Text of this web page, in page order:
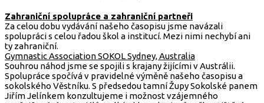
Zahraniční spolupráce a zahraniční partneři
Za celou dobu vydávání našeho časopisu jsme navázali
spolupráci s celou řadou škol a institucí. Mezi nimi nechybí ani
ty zahraniční.
Gymnastic Association SOKOL Sydney, Australia
Souhrou náhod jsme se spojili s krajany žijícími v Austrálii.
Spolupráce spočívá v pravidelné výměně našeho časopisu a
sokolského Věstníku. S předsedou tamní Župy Sokolské panem
Jiřím Jelínkem konzultujeme i možnost vzájemného